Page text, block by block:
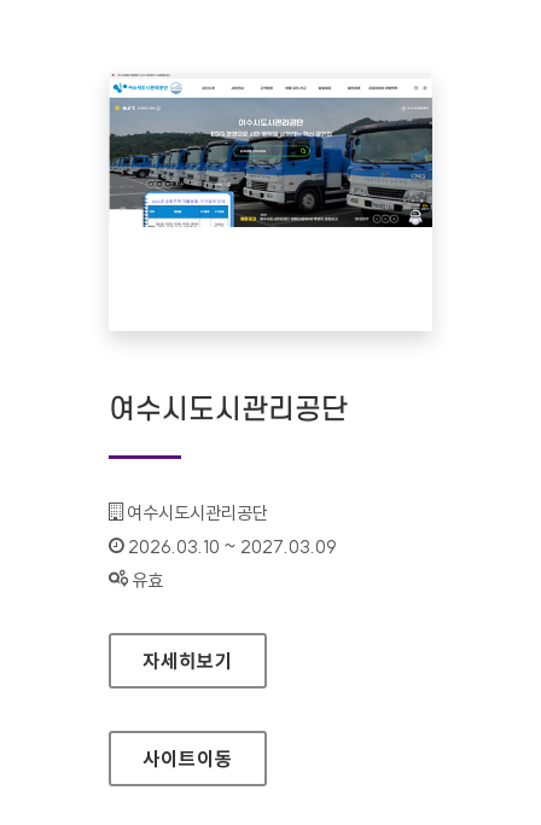
여수시도시관리공단
기관명 :
여수시도시관리공단
인증기간 :
2026.03.10 ~ 2027.03.09
상태 :
유효
여수시도시관리공단
자세히보기
사이트이동